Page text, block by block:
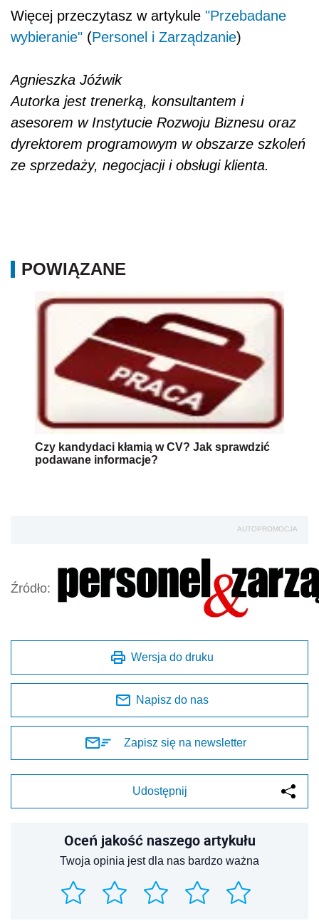
Więcej przeczytasz w artykule "Przebadane
wybieranie" (Personel i Zarządzanie)
Agnieszka Jóźwik
Autorka jest trenerką, konsultantem i
asesorem w Instytucie Rozwoju Biznesu oraz
dyrektorem programowym w obszarze szkoleń
ze sprzedaży, negocjacji i obsługi klienta.
POWIĄZANE
Czy kandydaci kłamią w CV? Jak sprawdzić
podawane informacje?
AUTOPROMOCJA
Źródło:
Wersja do druku
Napisz do nas
Zapisz się na newsletter
Udostępnij
Oceń jakość naszego artykułu
Twoja opinia jest dla nas bardzo ważna